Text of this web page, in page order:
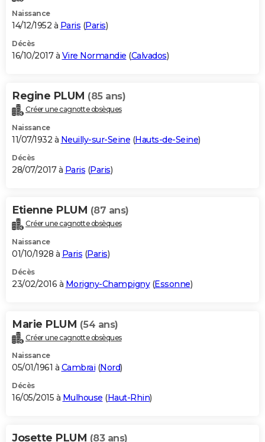
Naissance
14/12/1952 à Paris (Paris)
Décès
16/10/2017 à Vire Normandie (Calvados)
Regine PLUM (85 ans)
Créer une cagnotte obsèques
Naissance
11/07/1932 à Neuilly-sur-Seine (Hauts-de-Seine)
Décès
28/07/2017 à Paris (Paris)
Etienne PLUM (87 ans)
Créer une cagnotte obsèques
Naissance
01/10/1928 à Paris (Paris)
Décès
23/02/2016 à Morigny-Champigny(Essonne)
Marie PLUM (54 ans)
Créer une cagnotte obsèques
Naissance
05/01/1961 à Cambrai (Nord)
Décès
16/05/2015 à Mulhouse (Haut-Rhin)
Josette PLUM (83 ans)